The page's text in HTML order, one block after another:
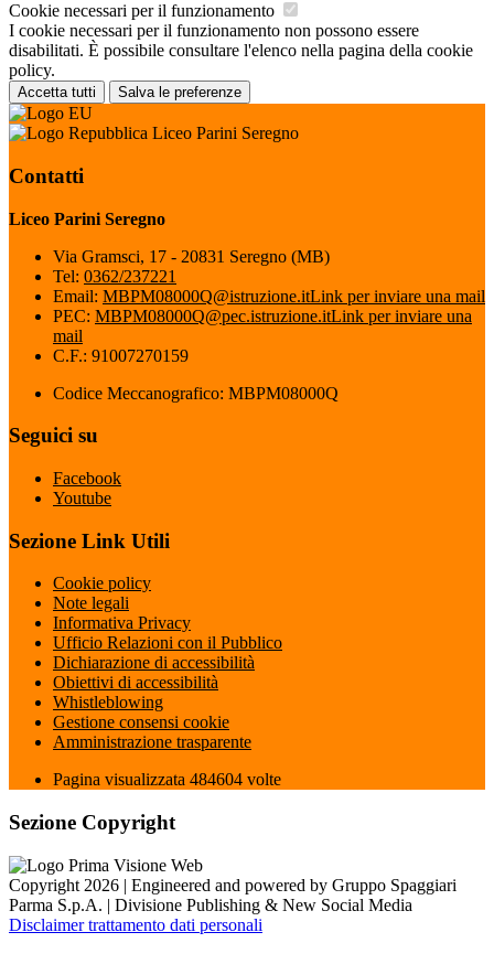
Cookie necessari per il funzionamento
I cookie necessari per il funzionamento non possono essere
disabilitati. È possibile consultare l'elenco nella pagina della cookie
policy.
Accetta tutti Salva le preferenze
Liceo Parini Seregno
Contatti
Liceo Parini Seregno
Via Gramsci, 17 - 20831 Seregno (MB)
Tel: 0362/237221
Email: MBPM08000Q@istruzione.itLink per inviare una mail
PEC: MBPM08000Q@pec.istruzione.itLink per inviare una
mail
C.F.: 91007270159
Codice Meccanografico: MBPM08000Q
Seguici su
Facebook
Youtube
Sezione Link Utili
Cookie policy
Note legali
Informativa Privacy
Ufficio Relazioni con il Pubblico
Dichiarazione di accessibilità
Obiettivi di accessibilità
Whistleblowing
Gestione consensi cookie
Amministrazione trasparente
Pagina visualizzata 484604 volte
Sezione Copyright
Copyright 2026 | Engineered and powered by Gruppo Spaggiari
Parma S.p.A. | Divisione Publishing & New Social Media
Disclaimer trattamento dati personali